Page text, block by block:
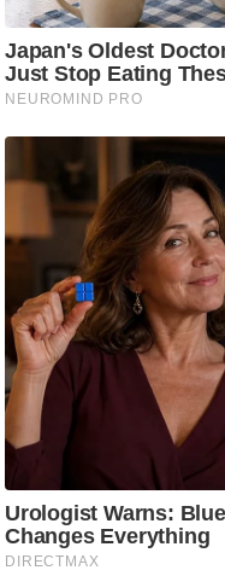
n
g
N
e
w
ला
इ
फ
स्टा
इ
ल
क्नॉ
जी
ब्यू
टी